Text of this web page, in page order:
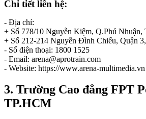
Chi tiết liên hệ:
- Địa chỉ:
+ Số 778/10 Nguyễn Kiệm, Q.Phú Nhuận,
+ Số 212-214 Nguyễn Đình Chiểu, Quận
- Số điện thoại: 1800 1525
- Email: arena@aprotrain.com
- Website: https://www.arena-multimedia.vn
3. Trường Cao đẳng FPT
TP.HCM